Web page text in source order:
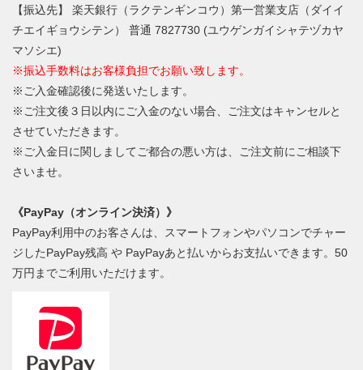
【振込先】 楽天銀行（ラクテンギンコウ）第一営業支店（ダイイ
チエイギョウシテン） 普通 7827730 (ユウゲンガイシャテヅカヤ
マソシエ)
※振込手数料はお客様負担でお願い致します。
※ご入金確認後に発送いたします。
※ご注文後３日以内にご入金のない場合、ご注文はキャンセルと
させていただきます。
※ご入金日に関しましてご都合の悪い方は、ご注文前にご相談下
さいませ。
《PayPay（オンライン決済）》
PayPay利用中のお客さんは、スマートフォンやパソコンでチャー
ジしたPayPay残高 や PayPayあと払いからお支払いできます。50
万円までご利用いただけます。